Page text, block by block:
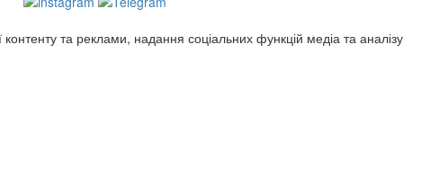
та реклами, надання соціальних функцій медіа та аналізу